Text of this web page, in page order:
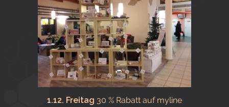
1.12. Freitag 30 % Rabatt auf myline